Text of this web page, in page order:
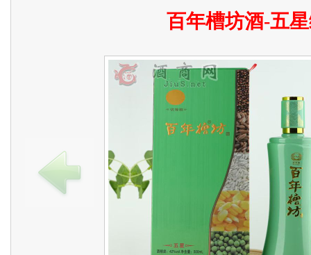
百年槽坊酒-五